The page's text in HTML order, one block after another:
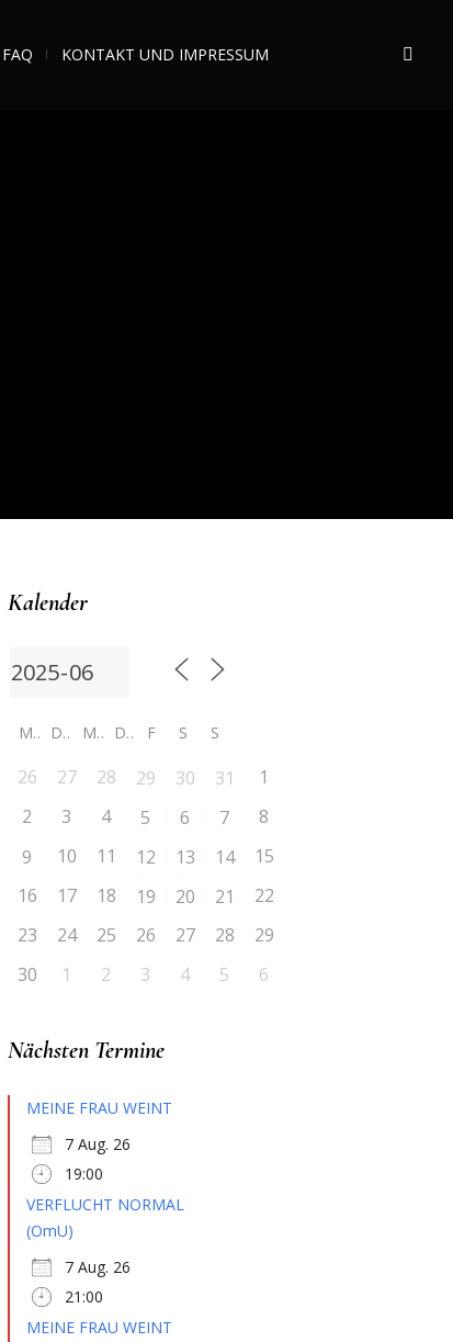
FAQ KONTAKT UND IMPRESSUM
Kalender
M D M D F S S
26 27 28 29 30 31
1
2
3 4 5 6 7
8
9
10 11 12 13 14
15
16
17 18 19 20 21
22
23
24 25 26 27 28
29
30
1 2 3 4 5 6
Nächsten Termine
MEINE FRAU WEINT
7 Aug. 26
19:00
VERFLUCHT NORMAL
(OmU)
7 Aug. 26
21:00
MEINE FRAU WEINT